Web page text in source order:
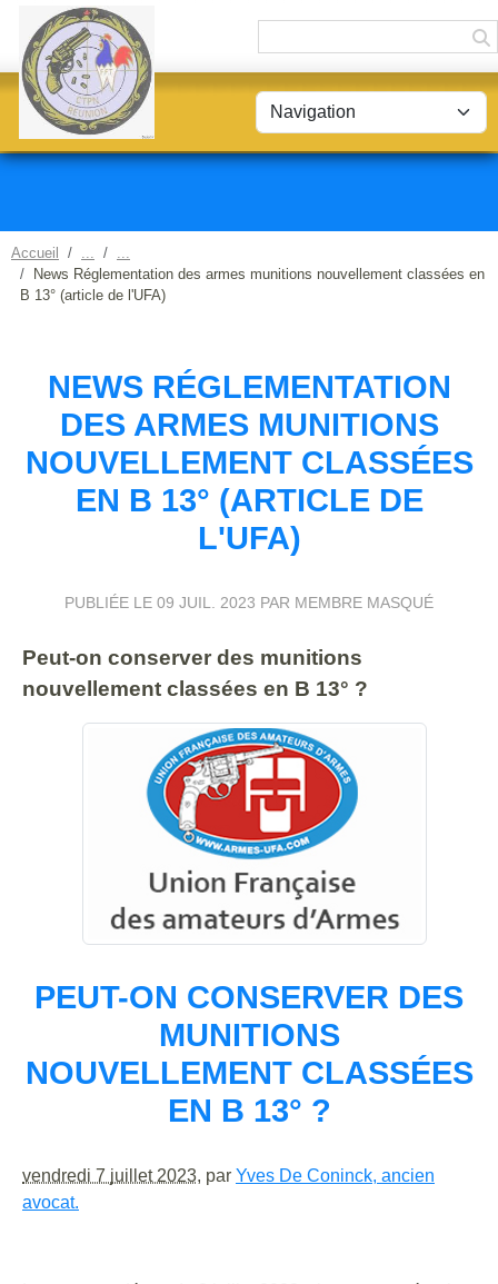
Accueil
News Réglementation des armes munitions nouvellement classées en
B 13° (article de l'UFA)
NEWS RÉGLEMENTATION
DES ARMES MUNITIONS
NOUVELLEMENT CLASSÉES
EN B 13° (ARTICLE DE
L'UFA)
PUBLIÉE LE 09 JUIL. 2023 PAR MEMBRE MASQUÉ
Peut-on conserver des munitions
nouvellement classées en B 13° ?
PEUT-ON CONSERVER DES
MUNITIONS
NOUVELLEMENT CLASSÉES
EN B 13° ?
vendredi 7 juillet 2023, par Yves De Coninck, ancien
avocat.
Panneau de gestion des cookies